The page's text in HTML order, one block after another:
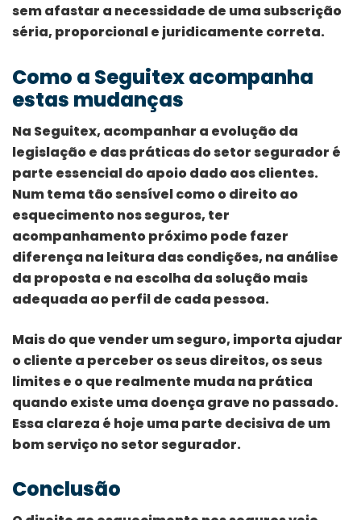
sem afastar a necessidade de uma subscrição
séria, proporcional e juridicamente correta.
Como a Seguitex acompanha
estas mudanças
Na Seguitex, acompanhar a evolução da
legislação e das práticas do setor segurador é
parte essencial do apoio dado aos clientes.
Num tema tão sensível como o direito ao
esquecimento nos seguros, ter
acompanhamento próximo pode fazer
diferença na leitura das condições, na análise
da proposta e na escolha da solução mais
adequada ao perfil de cada pessoa.
Mais do que vender um seguro, importa ajudar
o cliente a perceber os seus direitos, os seus
limites e o que realmente muda na prática
quando existe uma doença grave no passado.
Essa clareza é hoje uma parte decisiva de um
bom serviço no setor segurador.
Conclusão